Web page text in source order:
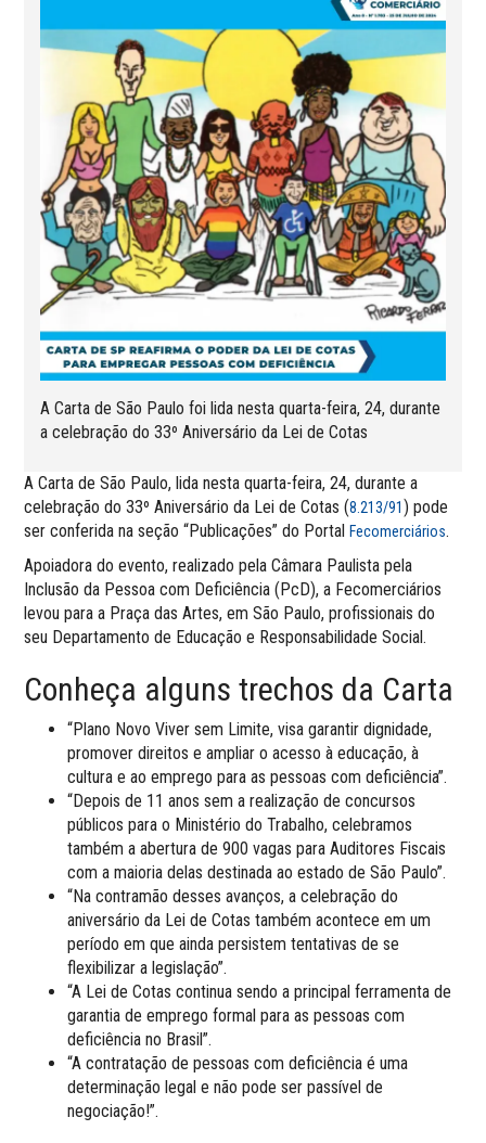
A Carta de São Paulo foi lida nesta quarta-feira, 24, durante
a celebração do 33º Aniversário da Lei de Cotas
A Carta de São Paulo, lida nesta quarta-feira, 24, durante a
celebração do 33º Aniversário da Lei de Cotas (8.213/91 ) pode
ser conferida na seção “Publicações” do PortalFecomerciários.
Apoiadora do evento, realizado pela Câmara Paulista pela
Inclusão da Pessoa com Deficiência (PcD), a Fecomerciários
levou para a Praça das Artes, em São Paulo, profissionais do
seu Departamento de Educação e Responsabilidade Social.
Conheça alguns trechos da Carta
“Plano Novo Viver sem Limite, visa garantir dignidade,
promover direitos e ampliar o acesso à educação, à
cultura e ao emprego para as pessoas com deficiência”.
“Depois de 11 anos sem a realização de concursos
públicos para o Ministério do Trabalho, celebramos
também a abertura de 900 vagas para Auditores Fiscais
com a maioria delas destinada ao estado de São Paulo”.
“Na contramão desses avanços, a celebração do
aniversário da Lei de Cotas também acontece em um
período em que ainda persistem tentativas de se
flexibilizar a legislação”.
“A Lei de Cotas continua sendo a principal ferramenta de
garantia de emprego formal para as pessoas com
deficiência no Brasil”.
“A contratação de pessoas com deficiência é uma
determinação legal e não pode ser passível de
negociação!”.